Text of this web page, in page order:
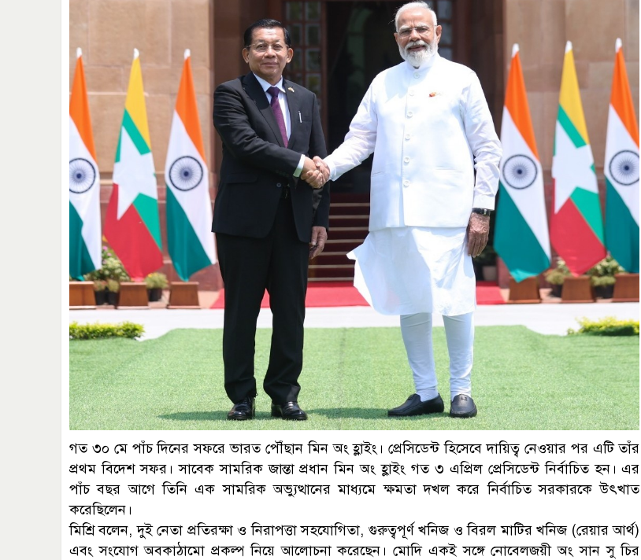
গত ৩০ মে পাঁচ দিনের সফরে ভারত পৌঁছান মিন অং হ্লাইং। প্রেসিডেন্ট হিসেবে দায়িত্ব নেওয়ার পর এটি তাঁর
প্রথম বিদেশ সফর। সাবেক সামরিক জান্তা প্রধান মিন অং হ্লাইং গত ৩ এপ্রিল প্রেসিডেন্ট নির্বাচিত হন। এর
পাঁচ বছর আগে তিনি এক সামরিক অভ্যুত্থানের মাধ্যমে ক্ষমতা দখল করে নির্বাচিত সরকারকে উৎখাত
করেছিলেন।
মিশ্রি বলেন, দুই নেতা প্রতিরক্ষা ও নিরাপত্তা সহযোগিতা, গুরুত্বপূর্ণ খনিজ ও বিরল মাটির খনিজ (রেয়ার আর্থ)
এবং সংযোগ অবকাঠামো প্রকল্প নিয়ে আলোচনা করেছেন। মোদি একই সঙ্গে নোবেলজয়ী অং সান সু চির